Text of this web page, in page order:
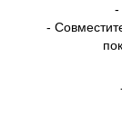
-
-